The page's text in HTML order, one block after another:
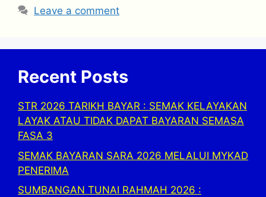
Leave a comment
Recent Posts
STR 2026 TARIKH BAYAR : SEMAK KELAYAKAN
LAYAK ATAU TIDAK DAPAT BAYARAN SEMASA
FASA 3
SEMAK BAYARAN SARA 2026 MELALUI MYKAD
PENERIMA
SUMBANGAN TUNAI RAHMAH 2026 :